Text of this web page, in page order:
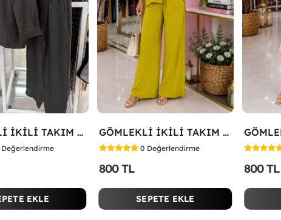
GÖMLEKLİ İKİLİ TAKIM Siyah
Değerlendirme
EKLE
GÖMLEKLİ İKİLİ TAKIM Yağ Yeşili
0 Değerlendirme
800 TL
SEPETE EKLE
800 TL